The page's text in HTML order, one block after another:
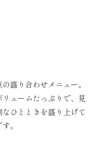
盛り合わせメニュー。
ュームたっぷりで、見
ひとときを盛り上げて
。